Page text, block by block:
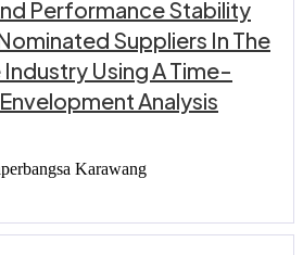
Performance Stability
Suppliers In The
Using A Time-
Analysis
Karawang